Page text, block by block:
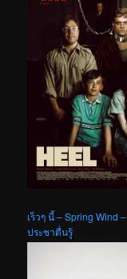
เร็วๆ นี้ – Spring Wind
ประชาตื่นรู้